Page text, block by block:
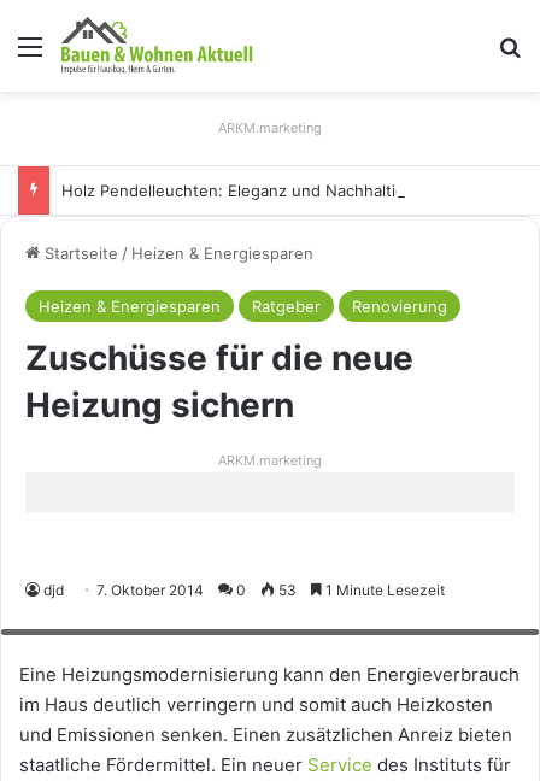
Menü
ARKM.marketing
Startseite / Heizen & Energiesparen
Heizen & Energiesparen Ratgeber Renovierung
Zuschüsse für die neue
Heizung sichern
ARKM.marketing
djd 7. Oktober 2014 0 53 1 Minute Lesezeit
Modernisierung bares Geld sparen. Foto: djd/IWO - Institut für Wärme und
Eine Heizungsmodernisierung kann den Energieverbrauch
im Haus deutlich verringern und somit auch Heizkosten
und Emissionen senken. Einen zusätzlichen Anreiz bieten
staatliche Fördermittel. Ein neuer Service des Instituts für